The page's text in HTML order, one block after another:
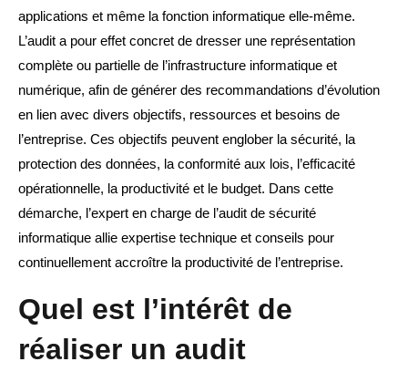
applications et même la fonction informatique elle-même.
L’audit a pour effet concret de dresser une représentation
complète ou partielle de l’infrastructure informatique et
numérique, afin de générer des recommandations d’évolution
en lien avec divers objectifs, ressources et besoins de
l’entreprise. Ces objectifs peuvent englober la sécurité, la
protection des données, la conformité aux lois, l’efficacité
opérationnelle, la productivité et le budget. Dans cette
démarche, l’expert en charge de l’audit de sécurité
informatique allie expertise technique et conseils pour
continuellement accroître la productivité de l’entreprise.
Quel est l’intérêt de
réaliser un audit